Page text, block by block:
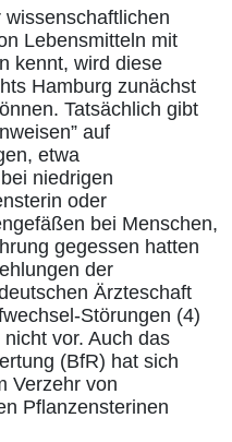
Lebensmitteln mit
kennt, wird diese
Hamburg zunächst
Tatsächlich gibt
auf
etwa
niedrigen
oder
bei Menschen,
gegessen hatten
der
Ärzteschaft
Störungen (4)
vor. Auch das
(BfR) hat sich
Verzehr von
Pflanzensterinen